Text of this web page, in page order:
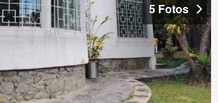
5 Fotos